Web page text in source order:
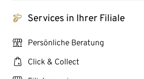
tchibo_logo Services in Ihrer Filiale
personal_services Persönliche Beratung
click_collect Click & Collect